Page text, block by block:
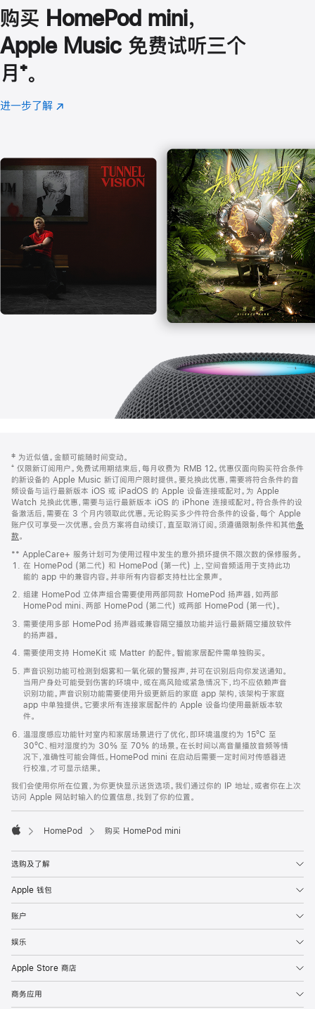
购买 HomePod mini，
Apple Music 免费试听三个
月 脚
注
⁺。
进一步了解 Apple
(在
口
中
打
开)
页
页
脚
注
‡ 为近似值。金额可能随时间变动。
⁺ 仅限新订阅用户。免费试用期结束后，每月收费为 RMB 12。优惠仅面向购买符合条件
的新设备的 Apple Music 新订阅用户限时提供。要兑换此优惠，需要将符合条件的音
频设备与运行最新版本 iOS 或 iPadOS 的 Apple 设备连接或配对。为 Apple
Watch 兑换此优惠，需要与运行最新版本 iOS 的 iPhone 连接或配对。符合条件的设
备激活后，需要在 3 个月内领取此优惠。无论购买多少件符合条件的设备，每个 Apple
账户仅可享受一次优惠。会员方案将自动续订，直至取消订阅。须遵循限制条件和其他条
款。
窗
口
中
打
开)
** AppleCare+ 服务计划可为使用过程中发生的意外损坏提供不限次数的保修服务。
在 HomePod (第二代) 和 HomePod (第一代) 上，空间音频适用于支持此功
能的 app 中的兼容内容。并非所有内容都支持杜比全景声。
组建 HomePod 立体声组合需要使用两部同款 HomePod 扬声器，如两部
HomePod mini、两部 HomePod (第二代) 或两部 HomePod (第一代)。
需要使用多部 HomePod 扬声器或兼容隔空播放功能并运行最新隔空播放软件
的扬声器。
需要使用支持 HomeKit 或 Matter 的配件。智能家居配件需单独购买。
声音识别功能可检测到烟雾和一氧化碳的警报声，并可在识别后向你发送通知。
当用户身处可能受到伤害的环境中，或在高风险或紧急情况下，均不应依赖声音
识别功能。声音识别功能需要使用升级更新后的家庭 app 架构，该架构于家庭
app 中单独提供。它要求所有连接家居配件的 Apple 设备均使用最新版本软
件。
温湿度感应功能针对室内和家居场景进行了优化，即环境温度约为 15ºC 至
30ºC、相对湿度约为 30% 至 70% 的场景。在长时间以高音量播放音频等情
况下，准确性可能会降低。HomePod mini 在启动后需要一定时间对传感器进
行校准，才可显示结果。
我们会使用你所在位置，为你更快显示送货选项。我们通过你的 IP 地址，或者你在上次
访问 Apple 网站时输入的位置信息，找到了你的位置。
HomePod 购买 HomePod mini
选购及了解
Apple 钱包
账户
娱乐
Apple Store 商店
商务应用